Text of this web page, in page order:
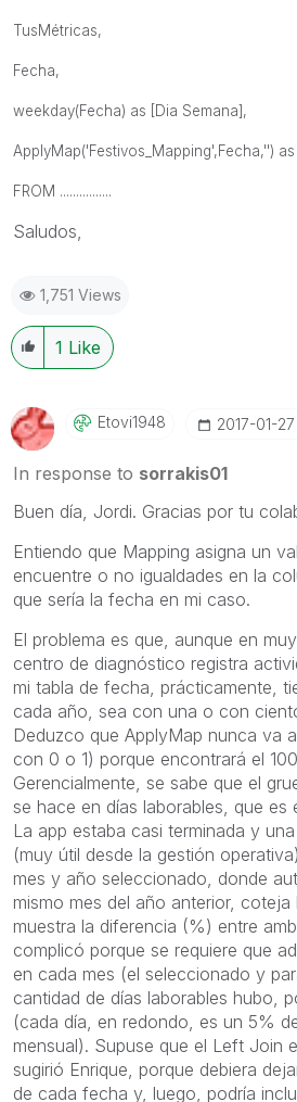
TusMétricas,
Fecha,
weekday(Fecha) as [Dia Semana],
ApplyMap('Festivos_Mapping',Fecha,'')
FROM ................
Saludos,
1,751 Views
1 Like
Etovi1948 ‎2017-01-27
In response to sorrakis01
Buen día, Jordi. Gracias por tu
Entiendo que Mapping asigna un
encuentre o no igualdades en la
que sería la fecha en mi caso.
El problema es que, aunque en
centro de diagnóstico registra
mi tabla de fecha, prácticamente,
cada año, sea con una o con
Deduzco que ApplyMap nunca va
con 0 o 1) porque encontrará el
Gerencialmente, se sabe que el
se hace en días laborables, que es
La app estaba casi terminada y
(muy útil desde la gestión
mes y año seleccionado, donde
mismo mes del año anterior,
muestra la diferencia (%) entre
complicó porque se requiere que
en cada mes (el seleccionado y
cantidad de días laborables hubo,
(cada día, en redondo, es un 5%
mensual). Supuse que el Left Join
sugirió Enrique, porque debiera
de cada fecha y, luego, podría